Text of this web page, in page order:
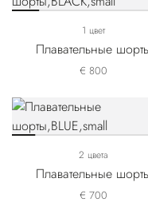
1 цвет
Плавательные
€ 800
2 цвета
Плавательные
€ 700